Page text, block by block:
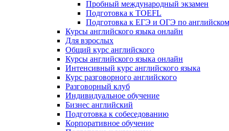
Пробный международный экзамен
Подготовка к TOEFL
Подготовка к ЕГЭ и ОГЭ по
Курсы английского языка онлайн
Для взрослых
Общий курс английского
Курсы английского языка онлайн
Интенсивный курс английского языка
Курс разговорного английского
Разговорный клуб
Индивидуальное обучение
Бизнес английский
Подготовка к собеседованию
Корпоративное обучение